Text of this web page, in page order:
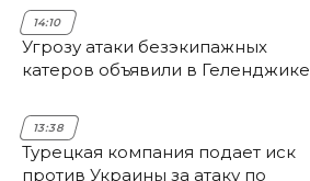
14:10
Угрозу атаки безэкипажных
катеров объявили в Геленджике
13:38
Турецкая компания подает иск
против Украины за атаку по